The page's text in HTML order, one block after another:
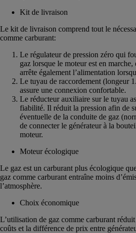
Kit de livraison
Le kit de livraison comprend tout le
comme carburant:
Le régulateur de pression zéro qui
gaz lorsque le moteur est en
arrête également l’alimentation
Le tuyau de raccordement (longeur
assure une connexion confortable.
Le réducteur auxiliaire sur le tuyau
fiabilité. Il réduit la pression afin de
éventuelle de la conduite de gaz
de connecter le générateur à la
moteur.
Moteur écologique
Le gaz est un carburant plus écologique
gaz comme carburant entraîne moins
l’atmosphère.
Choix économique
L’utilisation de gaz comme carburant
coûts et la différence de prix entre